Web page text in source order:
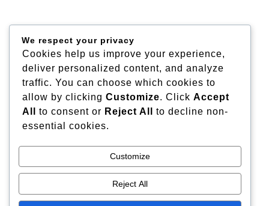
We respect your privacy
Cookies help us improve your experience,
deliver personalized content, and analyze
traffic. You can choose which cookies to
allow by clicking Customize. Click Accept
All
to consent or Reject All
to decline non-
essential cookies.
Customize
Reject All